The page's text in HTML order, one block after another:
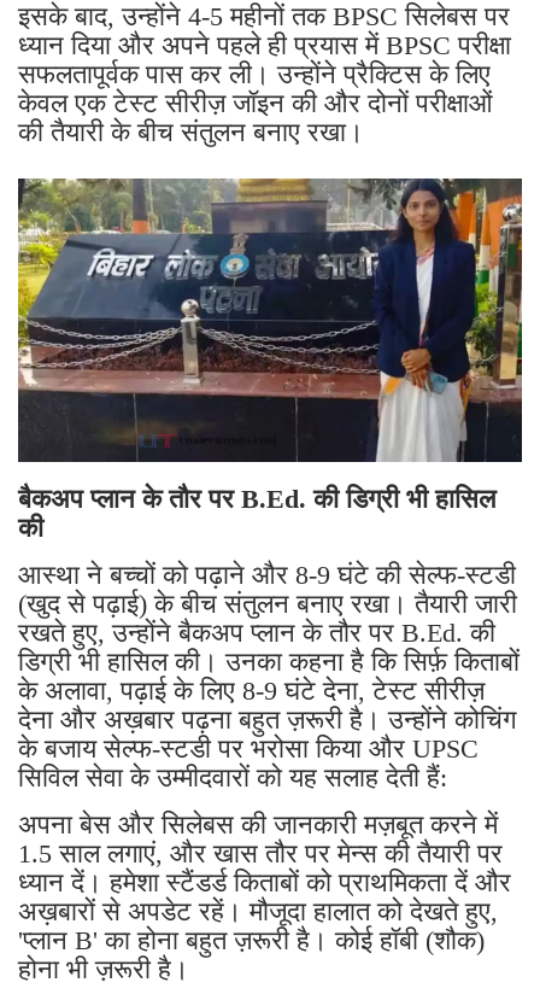
इसके बाद, उन्होंने 4-5 महीनों तक BPSC सिलेबस पर
ध्यान दिया और अपने पहले ही प्रयास में BPSC परीक्षा
सफलतापूर्वक पास कर ली। उन्होंने प्रैक्टिस के लिए
केवल एक टेस्ट सीरीज़ जॉइन की और दोनों परीक्षाओं
की तैयारी के बीच संतुलन बनाए रखा।
बैकअप प्लान के तौर पर B.Ed. की डिग्री भी हासिल
की
आस्था ने बच्चों को पढ़ाने और 8-9 घंटे की सेल्फ-स्टडी
(खुद से पढ़ाई) के बीच संतुलन बनाए रखा। तैयारी जारी
रखते हुए, उन्होंने बैकअप प्लान के तौर पर B.Ed. की
डिग्री भी हासिल की। ​​उनका कहना है कि सिर्फ़ किताबों
के अलावा, पढ़ाई के लिए 8-9 घंटे देना, टेस्ट सीरीज़
देना और अख़बार पढ़ना बहुत ज़रूरी है। उन्होंने कोचिंग
के बजाय सेल्फ-स्टडी पर भरोसा किया और UPSC
सिविल सेवा के उम्मीदवारों को यह सलाह देती हैं:
अपना बेस और सिलेबस की जानकारी मज़बूत करने में
1.5 साल लगाएं, और खास तौर पर मेन्स की तैयारी पर
ध्यान दें। हमेशा स्टैंडर्ड किताबों को प्राथमिकता दें और
अख़बारों से अपडेट रहें। मौजूदा हालात को देखते हुए,
'प्लान B' का होना बहुत ज़रूरी है। कोई हॉबी (शौक)
होना भी ज़रूरी है।